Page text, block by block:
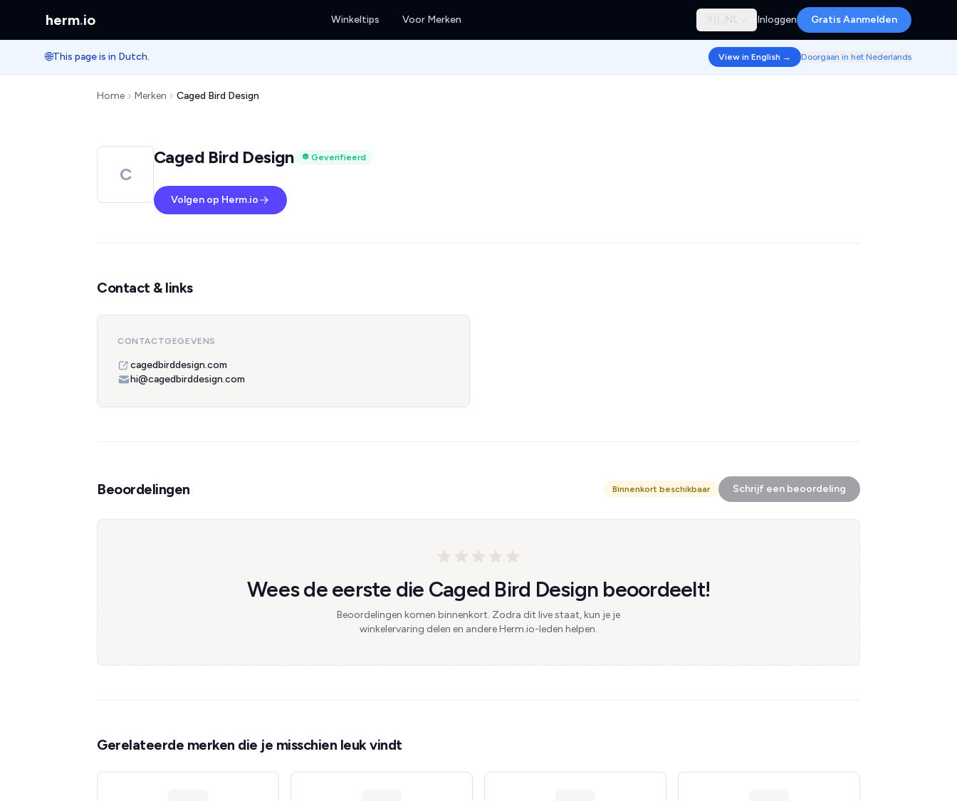
herm.io Winkeltips Voor Merken 🇳🇱 NL Inloggen Gratis Aanmelden
🌐This page is in Dutch. View in English → Doorgaan in het Nederlands
Home Merken Caged Bird Design
C
Caged Bird Design Geverifieerd
Volgen op Herm.io
Contact & links
CONTACTGEGEVENS
cagedbirddesign.com
hi@cagedbirddesign.com
Beoordelingen Binnenkort beschikbaar Schrijf een beoordeling
Wees de eerste die Caged Bird Design beoordeelt!
Beoordelingen komen binnenkort. Zodra dit live staat, kun je je
winkelervaring delen en andere Herm.io-leden helpen.
Gerelateerde merken die je misschien leuk vindt